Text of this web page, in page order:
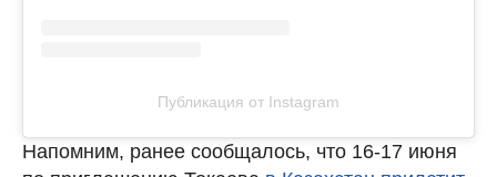
Публикация от Instagram
Напомним, ранее сообщалось, что 16-17 июня